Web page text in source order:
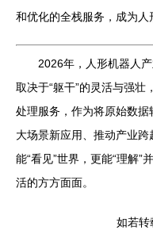
和优化的全栈服务，成为人
2026年，人形机器人
取决于“躯干”的灵活与强壮
处理服务，作为将原始数据
大场景新应用、推动产业
能“看见”世界，更能“理解”
活的方方面面。
如若转